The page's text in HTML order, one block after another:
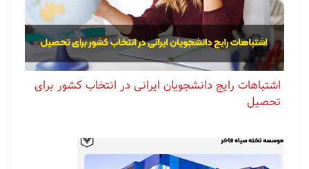
اشتباهات رایج دانشجویان ایرانی در انتخاب کشور برای
تحصیل